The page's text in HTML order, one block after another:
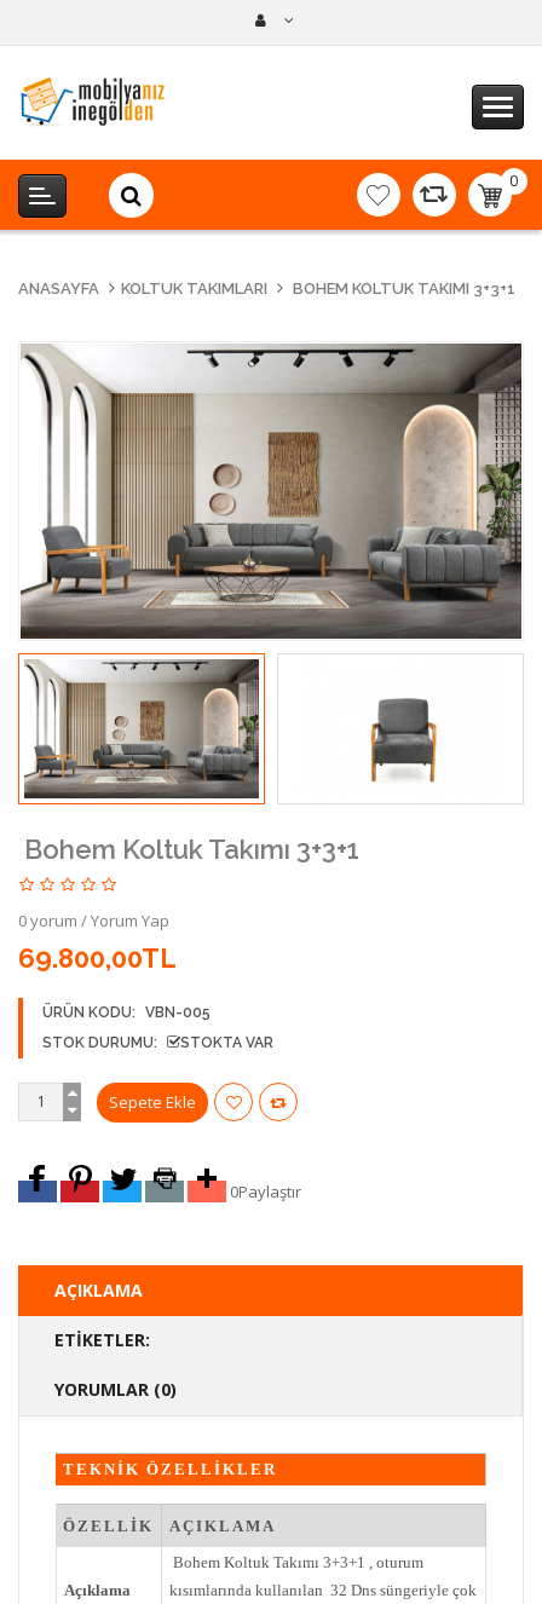
0
-
ANASAYFA KOLTUK TAKIMLARI BOHEM KOLTUK TAKIMI 3+3+1
Bohem Koltuk Takımı 3+3+1
0 yorum /Yorum Yap
69.800,00TL
ÜRÜN KODU:
VBN-005
STOK DURUMU:
STOKTA VAR
0Paylaştır
AÇIKLAMA
ETIKETLER:
YORUMLAR (0)
TEKNİK ÖZELLİKLER
ÖZELLİK AÇIKLAMA
Açıklama
Bohem Koltuk Takımı 3+3+1 , oturum
kısımlarında kullanılan 32 Dns süngeriyle çok